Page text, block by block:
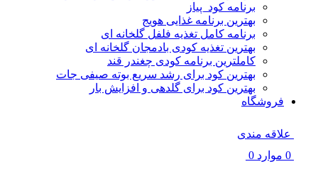
برنامه کود پیاز
بهترین برنامه غذایی هویج
برنامه کامل تغذیه فلفل گلخانه ای
بهترین تغذیه کودی بادمجان گلخانه ای
کاملترین برنامه کودی چغندر قند
بهترین کود برای رشد سریع بوته صیفی جات
بهترین کود برای گلدهی و افزایش بار
فروشگاه
علاقه مندی
0 موارد 0